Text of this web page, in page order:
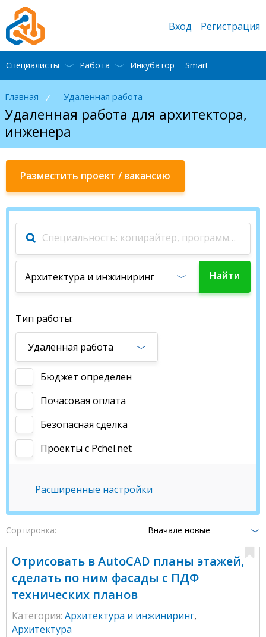
Главная / Удаленная работа
Удаленная работа для архитектора,
инженера
Разместить проект / вакансию
Архитектура и инжиниринг Найти
Тип работы:
Удаленная работа
Бюджет определен
Почасовая оплата
Безопасная сделка
Проекты c Pchel.net
Расширенные настройки
Сортировка: Вначале новые
Отрисовать в AutoCAD планы этажей,
сделать по ним фасады с ПДФ
технических планов
Категория: Архитектура и инжиниринг,
Архитектура
Вход Регистрация
Специалисты Работа Инкубатор Smart